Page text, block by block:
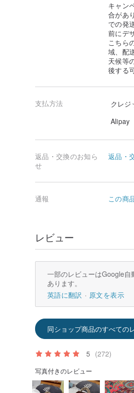
キャン
合があ
での発
前にデ
こちら
域、配
天候等
後する
支払方法
クレジ
Alipay
返品・交換のお知ら
せ
返品・
通報 この商
レビュー
一部のレビューはGoogle
あります。
英語に翻訳
原文を表示
同ショップ商品のすべての
5 (272)
写真付きのレビュー